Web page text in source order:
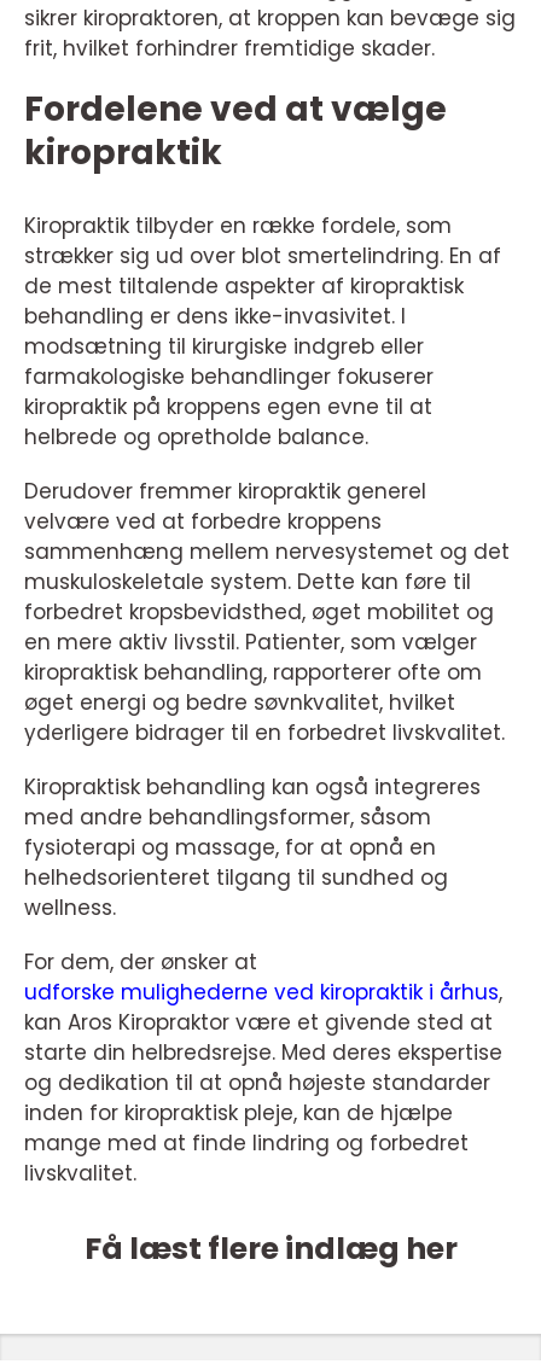
sikrer kiropraktoren, at kroppen kan bevæge sig
frit, hvilket forhindrer fremtidige skader.
Fordelene ved at vælge
kiropraktik
Kiropraktik tilbyder en række fordele, som
strækker sig ud over blot smertelindring. En af
de mest tiltalende aspekter af kiropraktisk
behandling er dens ikke-invasivitet. I
modsætning til kirurgiske indgreb eller
farmakologiske behandlinger fokuserer
kiropraktik på kroppens egen evne til at
helbrede og opretholde balance.
Derudover fremmer kiropraktik generel
velvære ved at forbedre kroppens
sammenhæng mellem nervesystemet og det
muskuloskeletale system. Dette kan føre til
forbedret kropsbevidsthed, øget mobilitet og
en mere aktiv livsstil. Patienter, som vælger
kiropraktisk behandling, rapporterer ofte om
øget energi og bedre søvnkvalitet, hvilket
yderligere bidrager til en forbedret livskvalitet.
Kiropraktisk behandling kan også integreres
med andre behandlingsformer, såsom
fysioterapi og massage, for at opnå en
helhedsorienteret tilgang til sundhed og
wellness.
For dem, der ønsker at
udforske mulighederne ved kiropraktik i århus,
kan Aros Kiropraktor være et givende sted at
starte din helbredsrejse. Med deres ekspertise
og dedikation til at opnå højeste standarder
inden for kiropraktisk pleje, kan de hjælpe
mange med at finde lindring og forbedret
livskvalitet.
Få læst flere indlæg her